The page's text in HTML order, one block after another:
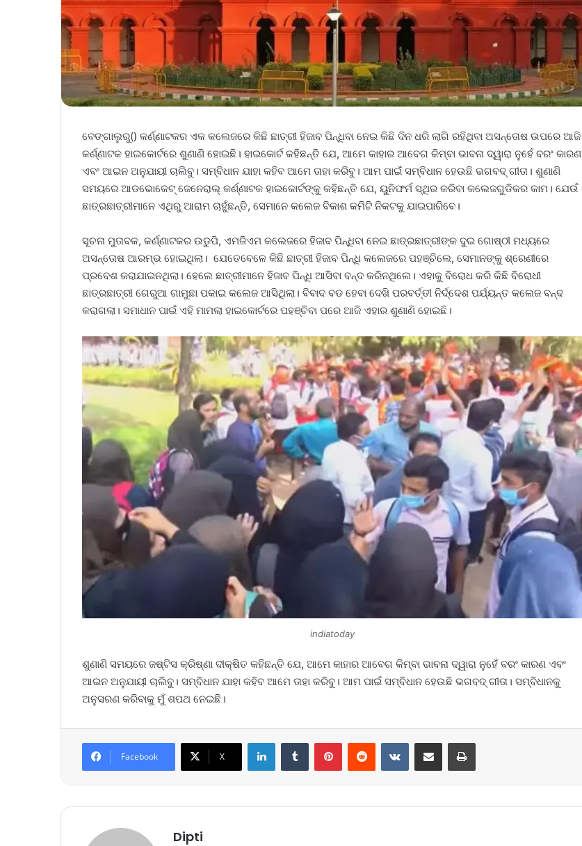
ବେଙ୍ଗାଲୁରୁ() କର୍ଣ୍ଣାଟକର ଏକ କଲେଜରେ କିଛି ଛାତ୍ରୀ ହିଜାବ ପିନ୍ଧିବା ନେଇ କିଛି ଦିନ ଧରି ଲାଗି ରହିଥିବା ଅସନ୍ତୋଷ ଉପରେ ଆଜି
କର୍ଣ୍ଣାଟକ ହାଇକୋର୍ଟରେ ଶୁଣାଣି ହୋଇଛି। ହାଇକୋର୍ଟ କହିଛନ୍ତି ଯେ, ଆମେ କାହାର ଆବେଗ କିମ୍ବା ଭାବନା ଦ୍ୱାରା ନୁହେଁ ବରଂ କାରଣ
ଏବଂ ଆଇନ ଅନୁଯାୟୀ ଚାଲିବୁ। ସମ୍ବିଧାନ ଯାହା କହିବ ଆମେ ତାହା କରିବୁ। ଆମ ପାଇଁ ସମ୍ବିଧାନ ହେଉଛି ଭଗବଦ୍ ଗୀତା। ଶୁଣାଣି
ସମୟରେ ଆଡଭୋକେଟ୍ ଜେନେରାଲ୍ କର୍ଣ୍ଣାଟକ ହାଇକୋର୍ଟଙ୍କୁ କହିଛନ୍ତି ଯେ, ୟୁନିଫର୍ମ ସ୍ଥିର କରିବା କଲେଜଗୁଡିକର କାମ। ଯେଉଁ
ଛାତ୍ରଛାତ୍ରୀମାନେ ଏଥିରୁ ଆରାମ ଚାହୁଁଛନ୍ତି, ସେମାନେ କଲେଜ ବିକାଶ କମିଟି ନିକଟକୁ ଯାଇପାରିବେ।
ସୂଚନା ମୁତାବକ, କର୍ଣ୍ଣାଟକର ଉଡୁପି, ଏମଜିଏମ କଲେଜରେ ହିଜାବ ପିନ୍ଧିବା ନେଇ ଛାତ୍ରଛାତ୍ରୀଙ୍କ ଦୁଇ ଗୋଷ୍ଠୀ ମଧ୍ୟରେ
ଅସନ୍ତୋଷ ଆରମ୍ଭ ହୋଇଥିଲା। ଯେତେବେଳେ କିଛି ଛାତ୍ରୀ ହିଜାବ ପିନ୍ଧି କଲେଜରେ ପହଞ୍ଚିଲେ, ସେମାନଙ୍କୁ ଶ୍ରେଣୀରେ
ପ୍ରବେଶ କରାଯାଇନଥିଲା। ହେଲେ ଛାତ୍ରୀମାନେ ହିଜାବ ପିନ୍ଧି ଆସିବା ବନ୍ଦ କରିନଥିଲେ। ଏହାକୁ ବିରୋଧ କରି କିଛି ବିରୋଧୀ
ଛାତ୍ରଛାତ୍ରୀ ଗେରୁଆ ଗାମୁଛା ପକାଇ କଲେଜ ଆସିଥିଲା। ବିବାଦ ବଡ ହେବା ଦେଖି ପରବର୍ତ୍ତୀ ନିର୍ଦ୍ଦେଶ ପର୍ଯ୍ୟନ୍ତ କଲେଜ ବନ୍ଦ
କରାଗଲା। ସମାଧାନ ପାଇଁ ଏହି ମାମଲା ହାଇକୋର୍ଟରେ ପହଞ୍ଚିବା ପରେ ଆଜି ଏହାର ଶୁଣାଣି ହୋଇଛି।
indiatoday
ଶୁଣାଣି ସମୟରେ ଜଷ୍ଟିସ କ୍ରିଷ୍ଣା ଦୀକ୍ଷିତ କହିଛନ୍ତି ଯେ, ଆମେ କାହାର ଆବେଗ କିମ୍ବା ଭାବନା ଦ୍ୱାରା ନୁହେଁ ବରଂ କାରଣ ଏବଂ
ଆଇନ ଅନୁଯାୟୀ ଚାଲିବୁ। ସମ୍ବିଧାନ ଯାହା କହିବ ଆମେ ତାହା କରିବୁ। ଆମ ପାଇଁ ସମ୍ବିଧାନ ହେଉଛି ଭଗବଦ୍ ଗୀତା। ସମ୍ବିଧାନକୁ
ଅନୁସରଣ କରିବାକୁ ମୁଁ ଶପଥ ନେଇଛି।
Facebook X
Dipti